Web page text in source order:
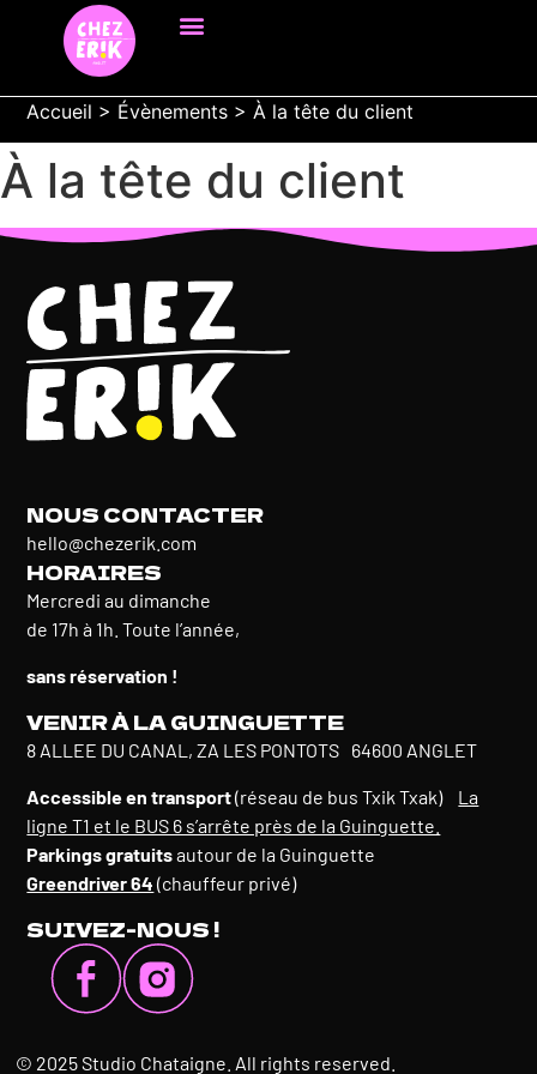
Accueil > Évènements >À la tête du client
À la tête du client
NOUS CONTACTER
hello@chezerik.com
HORAIRES
Mercredi au dimanche
de 17h à 1h. Toute l’année,
sans réservation !
VENIR À LA GUINGUETTE
8 ALLEE DU CANAL, ZA LES PONTOTS 64600 ANGLET
Accessible en transport(réseau de bus Txik Txak) La
ligne T1 et le BUS 6 s’arrête près de la Guinguette.
Parkings gratuitsautour de la Guinguette
Greendriver 64 (chauffeur privé)
SUIVEZ-NOUS !
© 2025 Studio Chataigne. All rights reserved.